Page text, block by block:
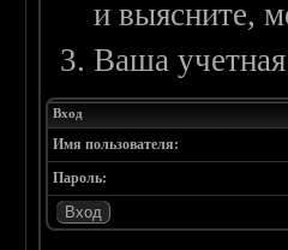
и выясните,
Ваша
Вход
Имя пользователя:
Пароль: